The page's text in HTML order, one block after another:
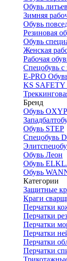
Обувь
Зимняя
Обувь
Резиновая
Обувь
Женская
Рабочая
Спецобувь
E-PRO
KS SAFETY
Бренд
Обувь
Обувь STEP
Спецобувь
Обувь Леон
Обувь
Обувь
Категории
Защитные
Краги
Перчатки
Перчатки
Перчатки
Перчатки
Перчатки
Перчатки